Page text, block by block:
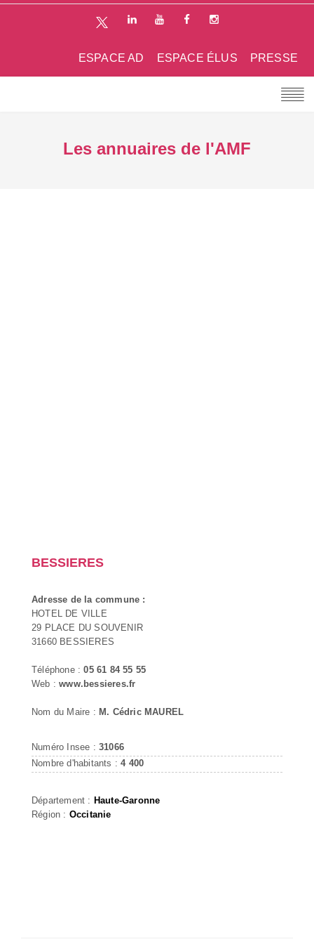
PRESSE
ESPACE ÉLUS
ESPACE AD
Les annuaires de l'AMF
BESSIERES
Adresse de la commune :
HOTEL DE VILLE
29 PLACE DU SOUVENIR
31660 BESSIERES
Téléphone :05 61 84 55 55
Web :www.bessieres.fr
Nom du Maire : M. Cédric MAUREL
Numéro Insee : 31066
Nombre d'habitants :4 400
Département : Haute-Garonne
Région : Occitanie